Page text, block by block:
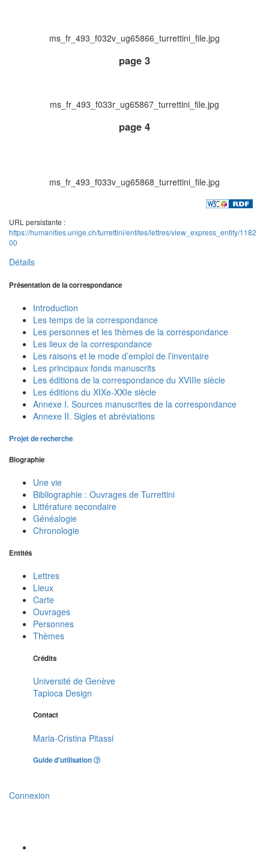
ms_fr_493_f032v_ug65866_turrettini_file.jpg
page 3
ms_fr_493_f033r_ug65867_turrettini_file.jpg
page 4
ms_fr_493_f033v_ug65868_turrettini_file.jpg
URL persistante :
https://humanities.unige.ch/turrettini/entites/lettres/view_express_entity/1182
00
Détails
Présentation de la correspondance
Introduction
Les temps de la correspondance
Les personnes et les thèmes de la correspondance
Les lieux de la correspondance
Les raisons et le mode d’emploi de l’inventaire
Les principaux fonds manuscrits
Les éditions de la correspondance du XVIIIe siècle
Les éditions du XIXe-XXIe siècle
Annexe I. Sources manuscrites de la correspondance
Annexe II. Sigles et abréviations
Projet de recherche
Biographie
Une vie
Bibliographie : Ouvrages de Turrettini
Littérature secondaire
Généalogie
Chronologie
Entités
Lettres
Lieux
Carte
Ouvrages
Personnes
Thèmes
Crédits
Université de Genève
Tapioca Design
Contact
Maria-Cristina Pitassi
Guide d'utilisation
Connexion